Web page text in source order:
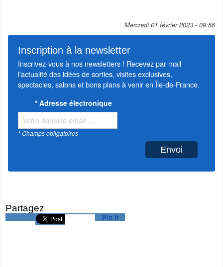
Mercredi 01 février 2023 - 09:56
Inscription à la newsletter
Inscrivez-vous à nos newsletters ! Recevez par mail
l'actualité des idées de sorties, visites exclusives,
spectacles, salons et bons plans à venir en Île-de-France.
* Adresse électronique
* Champs obligatoires
Partagez
Pin It